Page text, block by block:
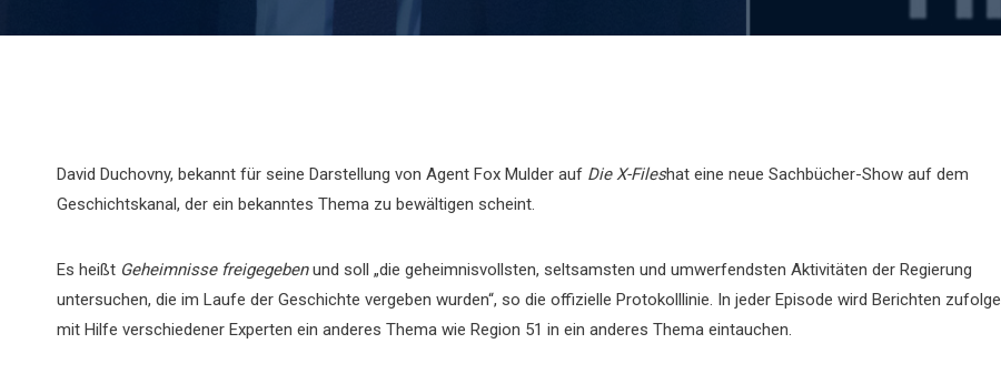
David Duchovny, bekannt für seine Darstellung von Agent Fox Mulder auf Die X-Fileshat eine neue Sachbücher-Show auf dem
Geschichtskanal, der ein bekanntes Thema zu bewältigen scheint.
Es heißt Geheimnisse freigegebenund soll „die geheimnisvollsten, seltsamsten und umwerfendsten Aktivitäten der Regierung
untersuchen, die im Laufe der Geschichte vergeben wurden“, so die offizielle Protokolllinie. In jeder Episode wird Berichten zufolge
mit Hilfe verschiedener Experten ein anderes Thema wie Region 51 in ein anderes Thema eintauchen.